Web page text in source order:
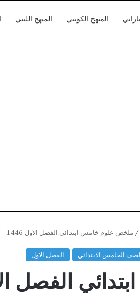
المنهج الكويتي المنهج الليبي
/ ملخص علوم خامس ابتدائي الفصل الاول 1446
الخامس الابتدائي الفصل الاول
الفصل